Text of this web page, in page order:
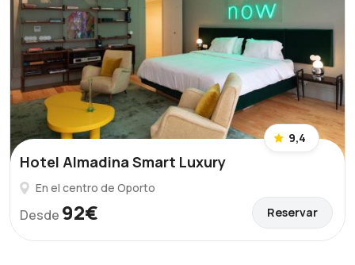
9,4
Hotel Almadina Smart Luxury
En el centro de Oporto
Desde 92€ Reservar